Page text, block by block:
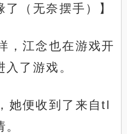
（无奈摆手）】
，江念也在游戏开
了游戏。
她便收到了来自tl